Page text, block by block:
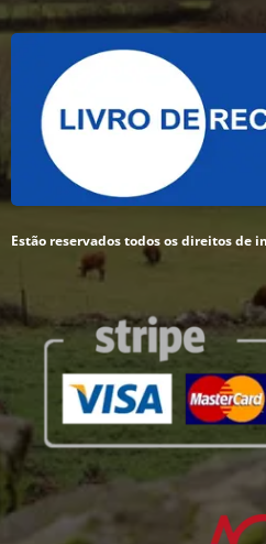
Estão reservados todos os direitos de